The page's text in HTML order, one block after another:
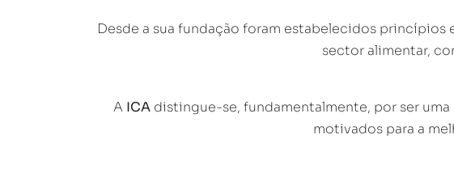
Desde a sua fundação foram estabelecidos
sector alimentar,
A ICA distingue-se, fundamentalmente, por ser
motivados para a